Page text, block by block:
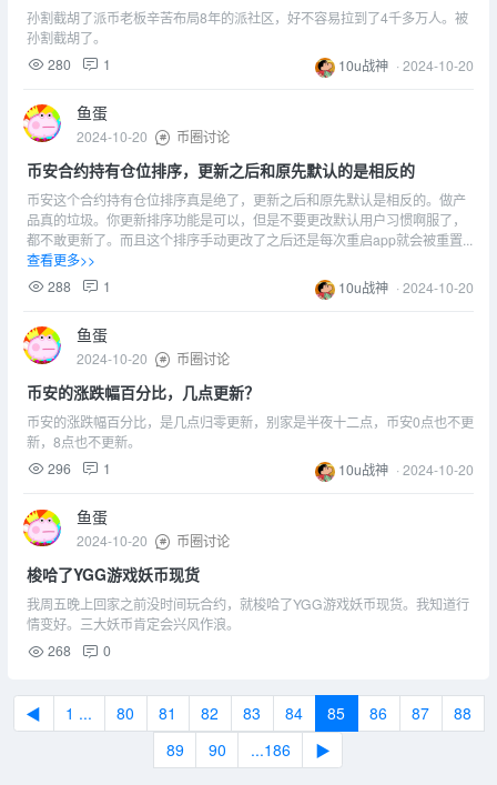
孙割截胡了派币老板辛苦布局8年的派社区，好不容易拉到了4千多万人。被
孙割截胡了。
280
1 10u战神 · 2024-10-20
鱼蛋
2024-10-20 币圈讨论
币安合约持有仓位排序，更新之后和原先默认的是相反的
币安这个合约持有仓位排序真是绝了，更新之后和原先默认是相反的。做产
品真的垃圾。你更新排序功能是可以，但是不要更改默认用户习惯啊服了，
都不敢更新了。而且这个排序手动更改了之后还是每次重启app就会被重置...
查看更多>>
288
1 10u战神 · 2024-10-20
鱼蛋
2024-10-20 币圈讨论
币安的涨跌幅百分比，几点更新？
币安的涨跌幅百分比，是几点归零更新，别家是半夜十二点，币安0点也不更
新，8点也不更新。
296
1 10u战神 · 2024-10-20
鱼蛋
2024-10-20 币圈讨论
梭哈了YGG游戏妖币现货
我周五晚上回家之前没时间玩合约，就梭哈了YGG游戏妖币现货。我知道行
情变好。三大妖币肯定会兴风作浪。
268
0
◀ 1 ... 80 81 82 83 84 85 86 87
88
89
90 ...186 ▶